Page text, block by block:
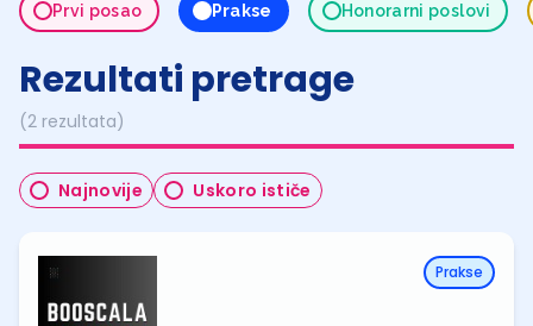
Prvi posao Prakse Honorarni poslovi
Rezultati pretrage
(2 rezultata)
Najnovije Uskoro ističe
Prakse